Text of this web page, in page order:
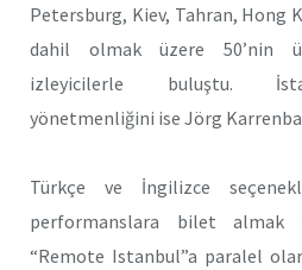
Petersburg, Kiev, Tahran, Hong
dahil olmak üzere 50’nin
izleyicilerle buluştu.
yönetmenliğini ise Jörg
Türkçe ve İngilizce
performanslara bilet almak
“Remote Istanbul”a paralel